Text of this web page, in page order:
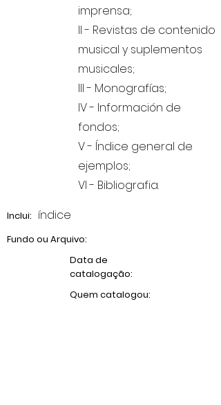
imprensa;
II - Revistas de contenido
musical y suplementos
musicales;
III - Monografías;
IV - Información de
fondos;
V - Índice general de
ejemplos;
VI - Bibliografia.
Inclui: índice
Fundo ou Arquivo:
Data de
catalogação:
Quem catalogou: